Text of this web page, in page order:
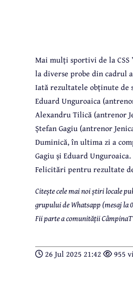
Mai mulți sportivi de la
la diverse probe din cadrul
Iată rezultatele obținute
Eduard Unguroaica
Alexandru Tilică (antrenor
Ștefan Gagiu (antrenor
Duminică, în ultima zi a
Gagiu și Eduard Unguroaica.
Felicitări pentru rezultate
Citește cele mai noi știri locale
grupului de Whatsapp (mesaj la
Fii parte a comunității
26 Jul 2025 21:42 955